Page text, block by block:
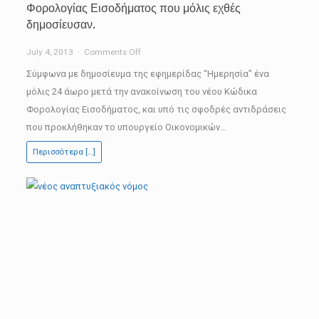
Φορολογίας Εισοδήματος που μόλις εχθές
δημοσίευσαν.
July 4, 2013 Comments Offon
πίσω
αρκετές
αλλαγές
Εισοδήματος
Σύμφωνα με δημοσίευμα της εφημερίδας “Ημερησία” ένα
μόλις 24 άωρο μετά την ανακοίνωση του νέου Κώδικα
Φορολογίας Εισοδήματος, και υπό τις σφοδρές αντιδράσεις
που προκλήθηκαν το υπουργείο Οικονομικών…
Περισσότερα […]